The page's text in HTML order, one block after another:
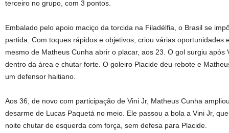
terceiro no grupo, com 3 pontos.
Embalado pelo apoio maciço da torcida na Filadélfia, o Brasil se
partida. Com toques rápidos e objetivos, criou várias oportunidades
mesmo de Matheus Cunha abrir o placar, aos 23. O gol surgiu após
dentro da área e chutar forte. O goleiro Placide deu rebote e
um defensor haitiano.
Aos 36, de novo com participação de Vini Jr, Matheus Cunha
desarme de Lucas Paquetá no meio. Ele passou a bola a Vini Jr,
noite chutar de esquerda com força, sem defesa para Placide.